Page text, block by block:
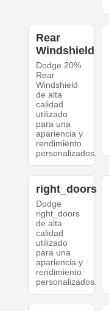
Rear
Windshield
Dodge 20%
Rear
Windshield
de alta
calidad
utilizado
para una
apariencia y
rendimiento
personalizados.
right_doors
Dodge
right_doors
de alta
calidad
utilizado
para una
apariencia y
rendimiento
personalizados.